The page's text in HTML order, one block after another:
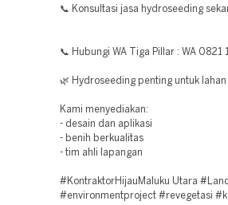
📞 Konsultasi jasa hydroseeding
📞 Hubungi WA Tiga Pillar : WA
🌿 Hydroseeding penting untuk lahan
Kami menyediakan:
- desain dan aplikasi
- benih berkualitas
- tim ahli lapangan
#KontraktorHijauMaluku Utara
#environmentproject #revegetasi